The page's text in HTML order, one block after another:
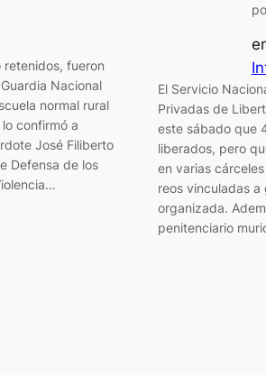
retenidos, fueron
Nacional
normal rural
confirmó a
José Filiberto
Defensa de los
El Servicio
Privadas de
este sábado que
liberados, pero
en varias
reos vinculadas
organizada.
penitenciario